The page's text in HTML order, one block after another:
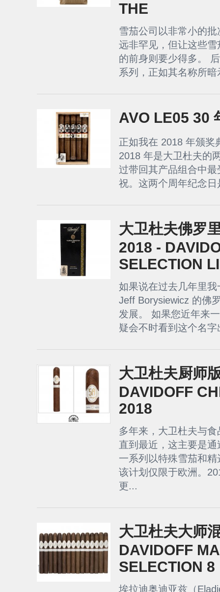
THE
雪茄公司以非常小的
远非罕见，但让这些
的前身则要少得多。
系列，正如其名称所
AVO LE05 30
正如我在 2018 年颁奖
2018 年是大卫杜夫的
过带回其产品组合中
祝。这两个周年纪念
大卫杜夫佛罗
2018 -
SELECTION
如果说在过去几年里
Jeff Borysiewicz 的佛
发展。 如果您近年来
疑会不时看到这个名
大卫杜夫厨师
DAVIDOFF
2018
多年来，大卫杜夫与
直到最近，这主要是
一系列以特殊雪茄和
该计划仅限于欧洲。
更...
大卫杜夫大师
DAVIDOFF
SELECTION 8
埃拉迪奥迪亚兹（